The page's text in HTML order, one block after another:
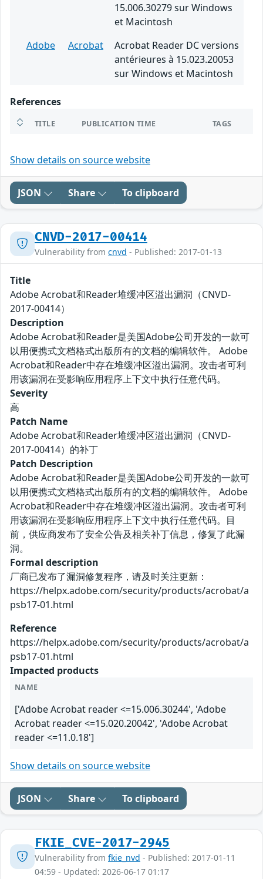
15.006.30279 sur Windows
et Macintosh
Adobe
Acrobat
Acrobat Reader DC versions
antérieures à 15.023.20053
sur Windows et Macintosh
References
TITLE PUBLICATION TIME TAGS
Show details on source website
JSON Share To clipboard
CNVD-2017-00414
Vulnerability from cnvd - Published: 2017-01-13
Title
Adobe Acrobat和Reader堆缓冲区溢出漏洞（CNVD-
2017-00414）
Description
Adobe Acrobat和Reader是美国Adobe公司开发的一款可
以用便携式文档格式出版所有的文档的编辑软件。 Adobe
Acrobat和Reader中存在堆缓冲区溢出漏洞。攻击者可利
用该漏洞在受影响应用程序上下文中执行任意代码。
Severity
高
Patch Name
Adobe Acrobat和Reader堆缓冲区溢出漏洞（CNVD-
2017-00414）的补丁
Patch Description
Adobe Acrobat和Reader是美国Adobe公司开发的一款可
以用便携式文档格式出版所有的文档的编辑软件。 Adobe
Acrobat和Reader中存在堆缓冲区溢出漏洞。攻击者可利
用该漏洞在受影响应用程序上下文中执行任意代码。目
前，供应商发布了安全公告及相关补丁信息，修复了此漏
洞。
Formal description
厂商已发布了漏洞修复程序，请及时关注更新：
https://helpx.adobe.com/security/products/acrobat/a
psb17-01.html
Reference
https://helpx.adobe.com/security/products/acrobat/a
psb17-01.html
Impacted products
NAME
['Adobe Acrobat reader <=15.006.30244', 'Adobe
Acrobat reader <=15.020.20042', 'Adobe Acrobat
reader <=11.0.18']
Show details on source website
JSON Share To clipboard
FKIE_CVE-2017-2945
Vulnerability from fkie_nvd - Published: 2017-01-11
04:59 - Updated: 2026-06-17 01:17